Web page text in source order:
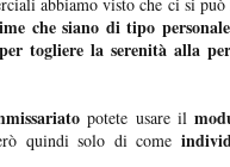
che siano di tipo personale
togliere la serenità alla
potete usare il
quindi solo di come